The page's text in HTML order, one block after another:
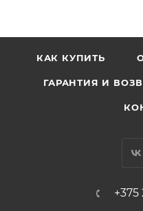
КАК КУПИТЬ
ГАРАНТИЯ И
+375